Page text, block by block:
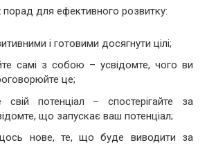
порад для ефективного розвитку:
і готовими досягнути цілі;
самі з собою – усвідомте, чого ви
це;
свій потенціал – спостерігайте за
що запускає ваш потенціал;
нове, те, що буде виводити за